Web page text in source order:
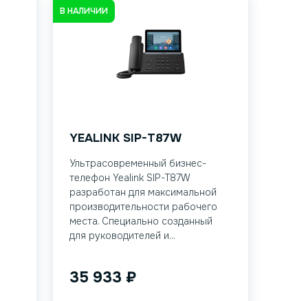
В НАЛИЧИИ
YEALINK SIP-T87W
Ультрасовременный бизнес-
телефон Yealink SIP-T87W
разработан для максимальной
производительности рабочего
места. Специально созданный
для руководителей и...
35 933 ₽